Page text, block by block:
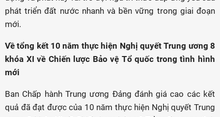
phát triển đất nước nhanh và bền vững trong giai đoạn
mới.
Về tổng kết 10 năm thực hiện Nghị quyết Trung ương 8
khóa XI về Chiến lược Bảo vệ Tổ quốc trong tình hình
mới
Ban Chấp hành Trung ương Đảng đánh giá cao các kết
quả đã đạt được của 10 năm thực hiện Nghị quyết Trung